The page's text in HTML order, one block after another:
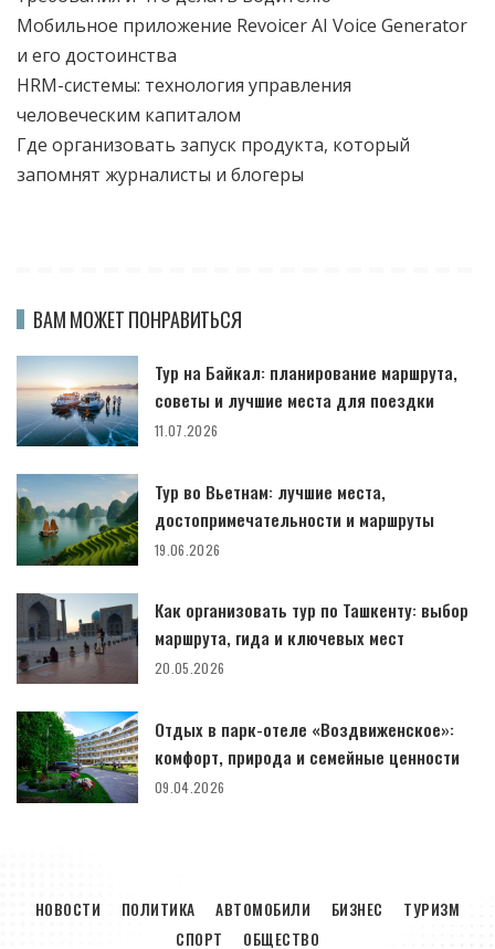
Мобильное приложение Revoicer AI Voice Generator
и его достоинства
HRM-системы: технология управления
человеческим капиталом
Где организовать запуск продукта, который
запомнят журналисты и блогеры
ВАМ МОЖЕТ ПОНРАВИТЬСЯ
Тур на Байкал: планирование маршрута,
советы и лучшие места для поездки
11.07.2026
Тур во Вьетнам: лучшие места,
достопримечательности и маршруты
19.06.2026
Как организовать тур по Ташкенту: выбор
маршрута, гида и ключевых мест
20.05.2026
Отдых в парк-отеле «Воздвиженское»:
комфорт, природа и семейные ценности
09.04.2026
НОВОСТИ ПОЛИТИКА АВТОМОБИЛИ БИЗНЕС
ТУРИЗМ
СПОРТ
ОБЩЕСТВО